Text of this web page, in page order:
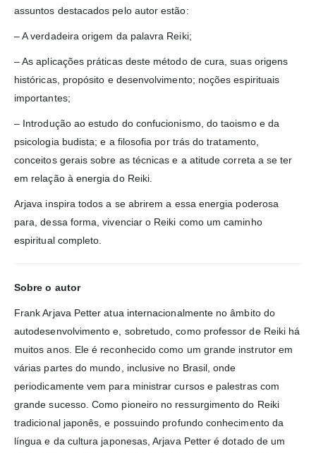
assuntos destacados pelo autor estão:
– A verdadeira origem da palavra Reiki;
– As aplicações práticas deste método de cura, suas origens
históricas, propósito e desenvolvimento; noções espirituais
importantes;
– Introdução ao estudo do confucionismo, do taoismo e da
psicologia budista; e a filosofia por trás do tratamento,
conceitos gerais sobre as técnicas e a atitude correta a se ter
em relação à energia do Reiki.
Arjava inspira todos a se abrirem a essa energia poderosa
para, dessa forma, vivenciar o Reiki como um caminho
espiritual completo.
Sobre o autor
Frank Arjava Petter atua internacionalmente no âmbito do
autodesenvolvimento e, sobretudo, como professor de Reiki há
muitos anos. Ele é reconhecido como um grande instrutor em
várias partes do mundo, inclusive no Brasil, onde
periodicamente vem para ministrar cursos e palestras com
grande sucesso. Como pioneiro no ressurgimento do Reiki
tradicional japonês, e possuindo profundo conhecimento da
língua e da cultura japonesas, Arjava Petter é dotado de um